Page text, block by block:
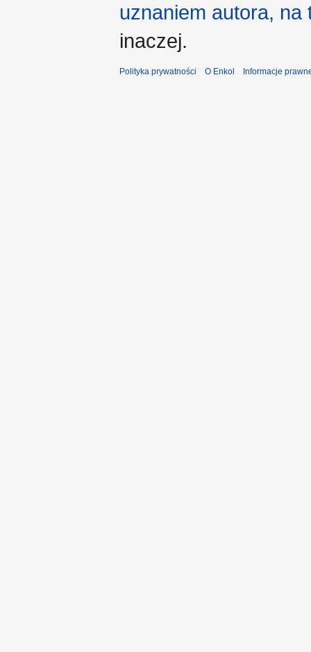
uznaniem autora,
inaczej.
Polityka prywatności O Enkol Informacje